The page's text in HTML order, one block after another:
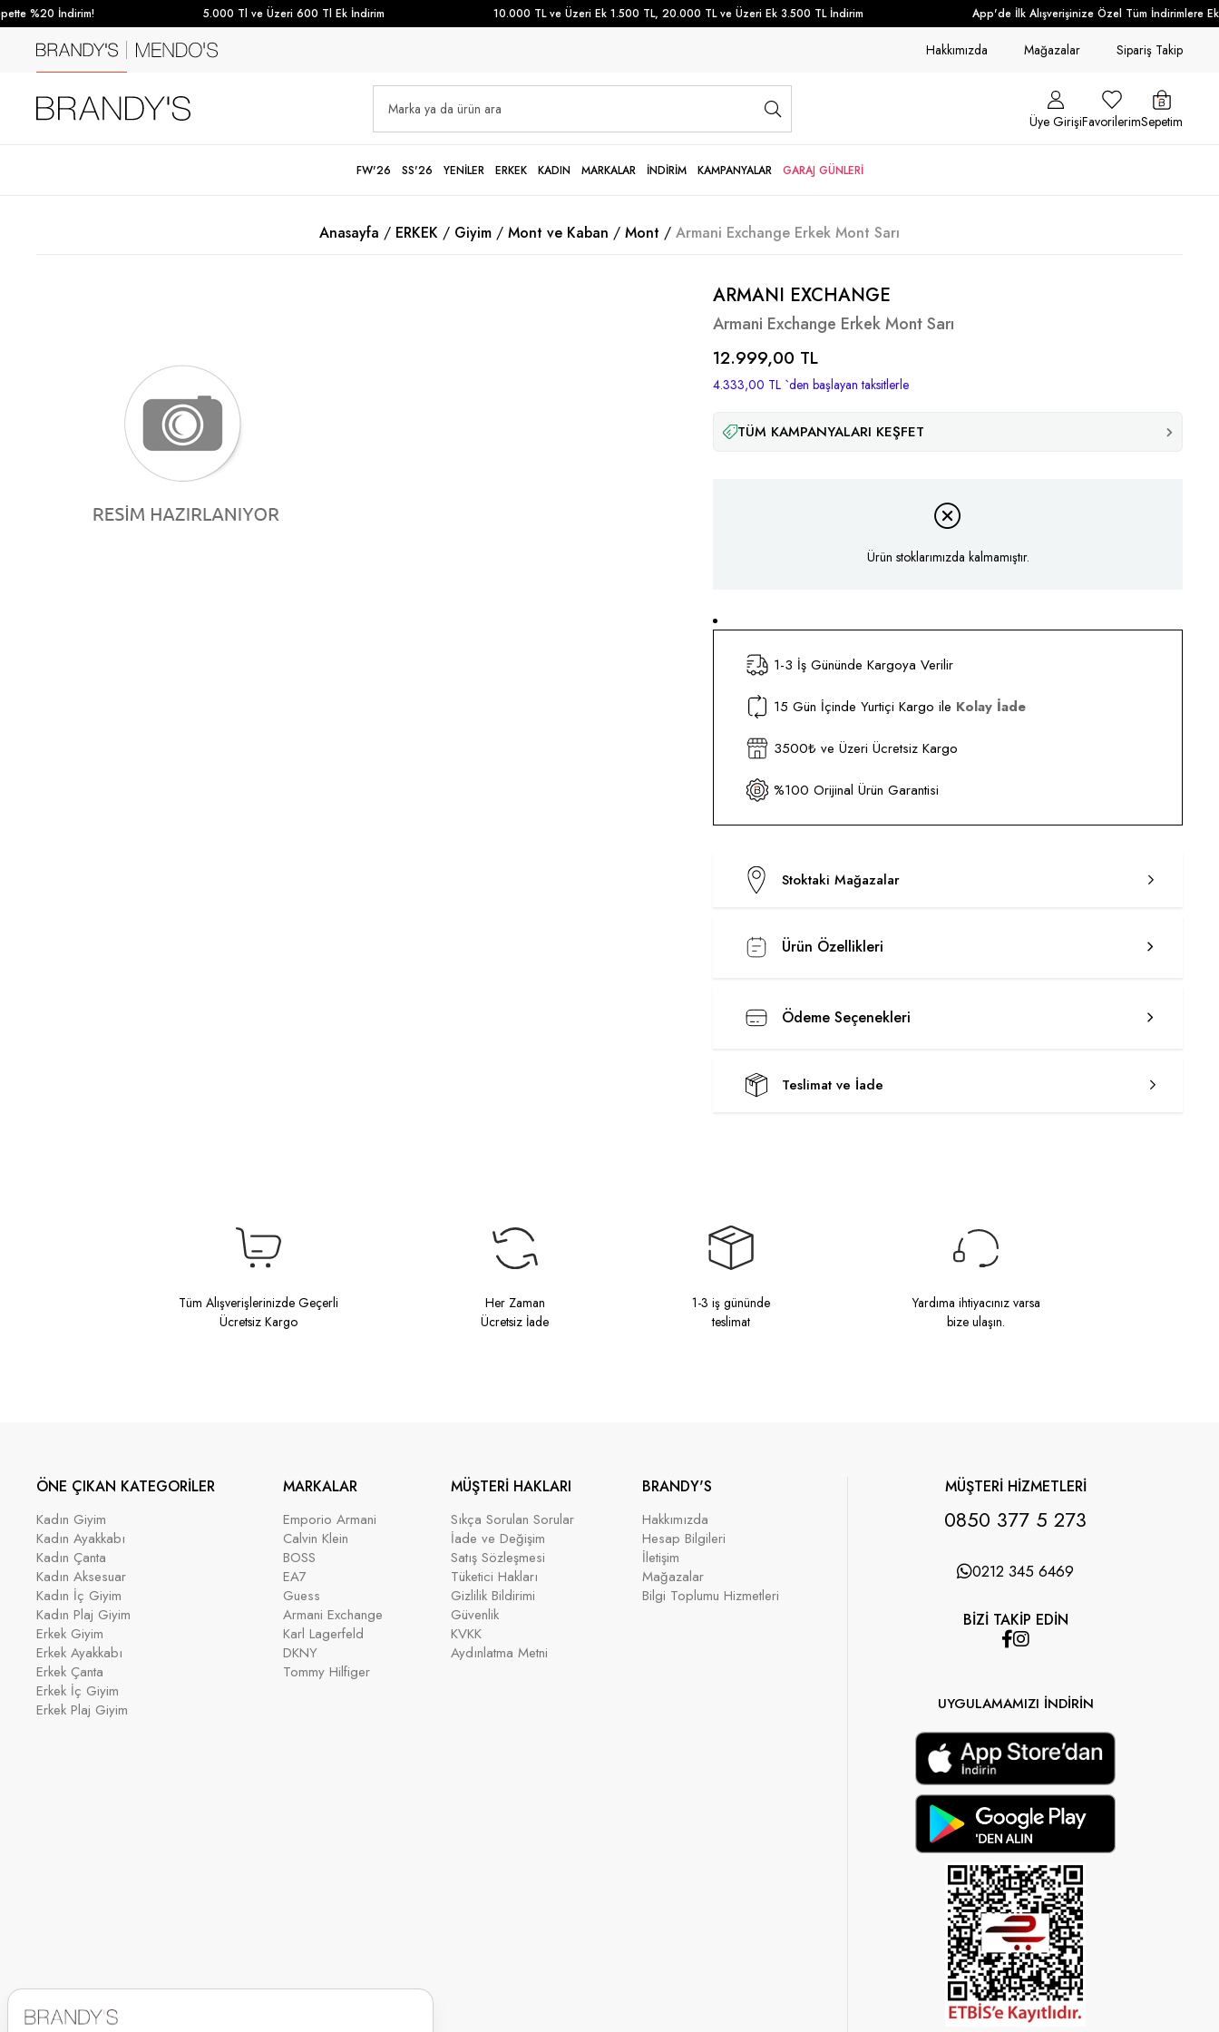
%20 İndirim! 5.000 Tl ve Üzeri 600 Tl Ek İndirim 10.000 TL ve Üzeri Ek 1.500 TL, 20.000 TL ve Üzeri Ek 3.500 TL İndirim App'de İlk Alışverişinize Özel Tüm İndirimlere Ek
Hakkımızda Mağazalar Sipariş Takip
Üye GirişiFavorilerimSepetim
FW'26 SS'26 YENİLER ERKEK KADIN MARKALAR İNDİRİM KAMPANYALAR GARAJ GÜNLERİ
Anasayfa ERKEK Giyim Mont ve Kaban Mont Armani Exchange Erkek Mont Sarı
ARMANI EXCHANGE
Armani Exchange Erkek Mont Sarı
12.999,00 TL
4.333,00 TL `den başlayan taksitlerle
TÜM KAMPANYALARI KEŞFET
Ürün stoklarımızda kalmamıştır.
1-3 İş Gününde Kargoya Verilir
15 Gün İçinde Yurtiçi Kargo ile Kolay İade
3500₺ ve Üzeri Ücretsiz Kargo
%100 Orijinal Ürün Garantisi
Stoktaki Mağazalar
Ürün Özellikleri
Ödeme Seçenekleri
Teslimat ve İade
Tüm Alışverişlerinizde Geçerli
Ücretsiz Kargo
Her Zaman
Ücretsiz İade
1-3 iş gününde
teslimat
Yardıma ihtiyacınız varsa
bize ulaşın.
ÖNE ÇIKAN KATEGORİLER
Kadın Giyim
Kadın Ayakkabı
Kadın Çanta
Kadın Aksesuar
Kadın İç Giyim
Kadın Plaj Giyim
Erkek Giyim
Erkek Ayakkabı
Erkek Çanta
Erkek İç Giyim
Erkek Plaj Giyim
MARKALAR
Emporio Armani
Calvin Klein
BOSS
EA7
Guess
Armani Exchange
Karl Lagerfeld
DKNY
Tommy Hilfiger
MÜŞTERİ HAKLARI
Sıkça Sorulan Sorular
İade ve Değişim
Satış Sözleşmesi
Tüketici Hakları
Gizlilik Bildirimi
Güvenlik
KVKK
Aydınlatma Metni
BRANDY'S
Hakkımızda
Hesap Bilgileri
İletişim
Mağazalar
Bilgi Toplumu Hizmetleri
MÜŞTERİ HİZMETLERİ
0850 377 5 273
0212 345 6469
BİZİ TAKİP EDİN
UYGULAMAMIZI İNDİRİN